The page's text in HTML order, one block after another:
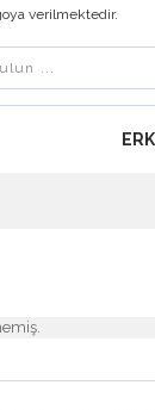
verilmektedir.